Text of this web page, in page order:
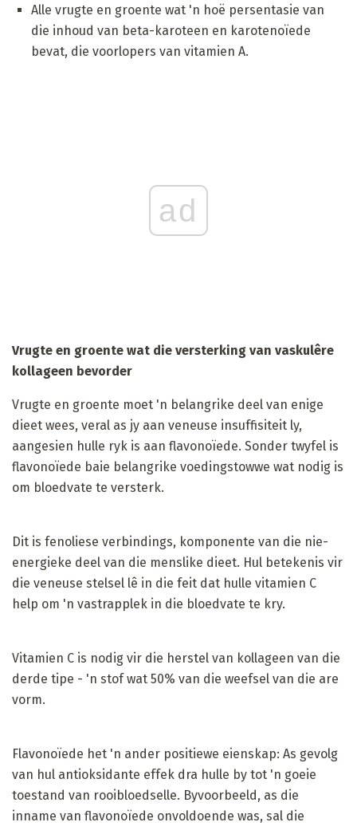
Alle vrugte en groente wat 'n hoë persentasie van
die inhoud van beta-karoteen en karotenoïede
bevat, die voorlopers van vitamien A.
ad
Vrugte en groente wat die versterking van vaskulêre
kollageen bevorder
Vrugte en groente moet 'n belangrike deel van enige
dieet wees, veral as jy aan veneuse insuffisiteit ly,
aangesien hulle ryk is aan flavonoïede. Sonder twyfel is
flavonoïede baie belangrike voedingstowwe wat nodig is
om bloedvate te versterk.
Dit is fenoliese verbindings, komponente van die nie-
energieke deel van die menslike dieet. Hul betekenis vir
die veneuse stelsel lê in die feit dat hulle vitamien C
help om 'n vastrapplek in die bloedvate te kry.
Vitamien C is nodig vir die herstel van kollageen van die
derde tipe - 'n stof wat 50% van die weefsel van die are
vorm.
Flavonoïede het 'n ander positiewe eienskap: As gevolg
van hul antioksidante effek dra hulle by tot 'n goeie
toestand van rooibloedselle. Byvoorbeeld, as die
inname van flavonoïede onvoldoende was, sal die